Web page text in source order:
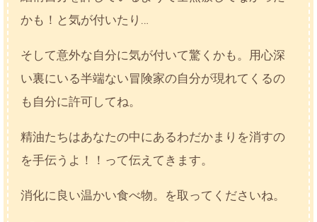
かも！と気が付いたり…
そして意外な自分に気が付いて驚くかも。用心深
い裏にいる半端ない冒険家の自分が現れてくるの
も自分に許可してね。
精油たちはあなたの中にあるわだかまりを消すの
を手伝うよ！！って伝えてきます。
消化に良い温かい食べ物。を取ってくださいね。